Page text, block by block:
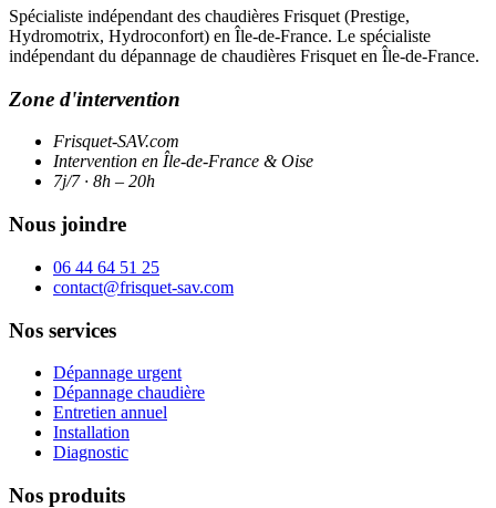
Spécialiste indépendant des chaudières Frisquet (Prestige,
Hydromotrix, Hydroconfort) en Île-de-France. Le spécialiste
indépendant du dépannage de chaudières Frisquet en Île-de-France.
Zone d'intervention
Frisquet-SAV.com
Intervention en Île-de-France & Oise
7j/7 · 8h – 20h
Nous joindre
06 44 64 51 25
contact@frisquet-sav.com
Nos services
Dépannage urgent
Dépannage chaudière
Entretien annuel
Installation
Diagnostic
Nos produits